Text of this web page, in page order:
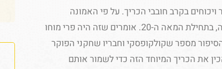
בקרב חובבי הכריך. על פי האמונה
הרווחת, הכריך נוצר לראשונה באומהה, נברסקה, בתחילת המאה ה-20. אומרים שזה היה פרי מוחו
מספר שקולקופסקי וחבריו שחקני הפוקר
את הכריך המיוחד הזה כדי לשמור אותם